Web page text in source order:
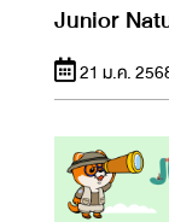
Junior
21 ม.ค.